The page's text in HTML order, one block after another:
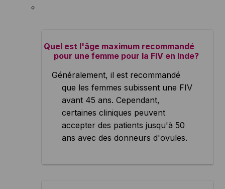
Quel est l'âge maximum recommandé
pour une femme pour la FIV en Inde?
Généralement, il est recommandé
que les femmes subissent une FIV
avant 45 ans. Cependant,
certaines cliniques peuvent
accepter des patients jusqu'à 50
ans avec des donneurs d'ovules.